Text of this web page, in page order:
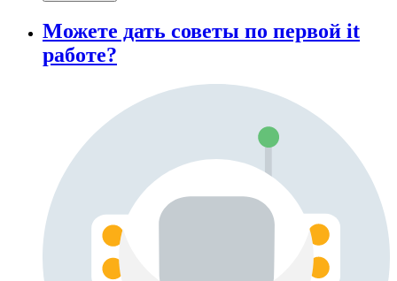
Можете дать советы по первой it
работе?